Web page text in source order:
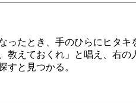
ったとき、手のひらにヒタキ
教えておくれ」と唱え、右の
すと見つかる。